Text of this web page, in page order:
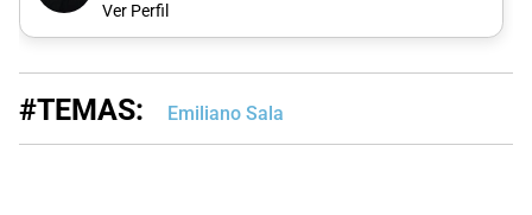
Ver Perfil
#TEMAS: Emiliano Sala